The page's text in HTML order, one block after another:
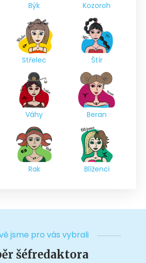
Býk Kozoroh
Střelec Štír
Váhy Beran
Rak Blíženci
jsme pro vás vybrali
šéfredaktora